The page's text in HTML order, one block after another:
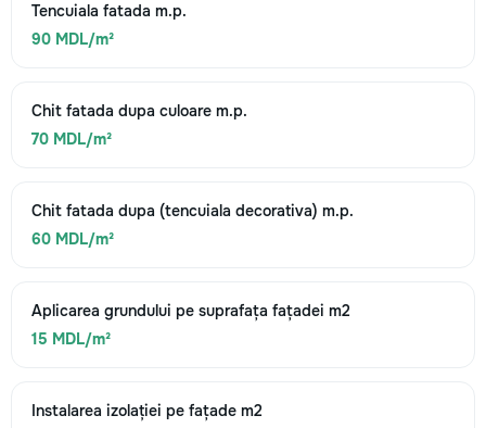
Tencuiala fatada m.p.
90 MDL/m²
Chit fatada dupa culoare m.p.
70 MDL/m²
Chit fatada dupa (tencuiala decorativa) m.p.
60 MDL/m²
Aplicarea grundului pe suprafața fațadei m2
15 MDL/m²
Instalarea izolației pe fațade m2